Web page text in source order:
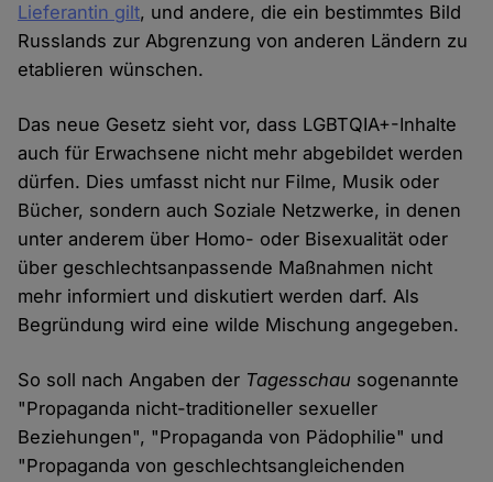
Lieferantin gilt, und andere, die ein bestimmtes Bild
Russlands zur Abgrenzung von anderen Ländern zu
etablieren wünschen.
Das neue Gesetz sieht vor, dass LGBTQIA+-Inhalte
auch für Erwachsene nicht mehr abgebildet werden
dürfen. Dies umfasst nicht nur Filme, Musik oder
Bücher, sondern auch Soziale Netzwerke, in denen
unter anderem über Homo- oder Bisexualität oder
über geschlechtsanpassende Maßnahmen nicht
mehr informiert und diskutiert werden darf. Als
Begründung wird eine wilde Mischung angegeben.
So soll nach Angaben der Tagesschau sogenannte
"Propaganda nicht-traditioneller sexueller
Beziehungen", "Propaganda von Pädophilie" und
"Propaganda von geschlechtsangleichenden